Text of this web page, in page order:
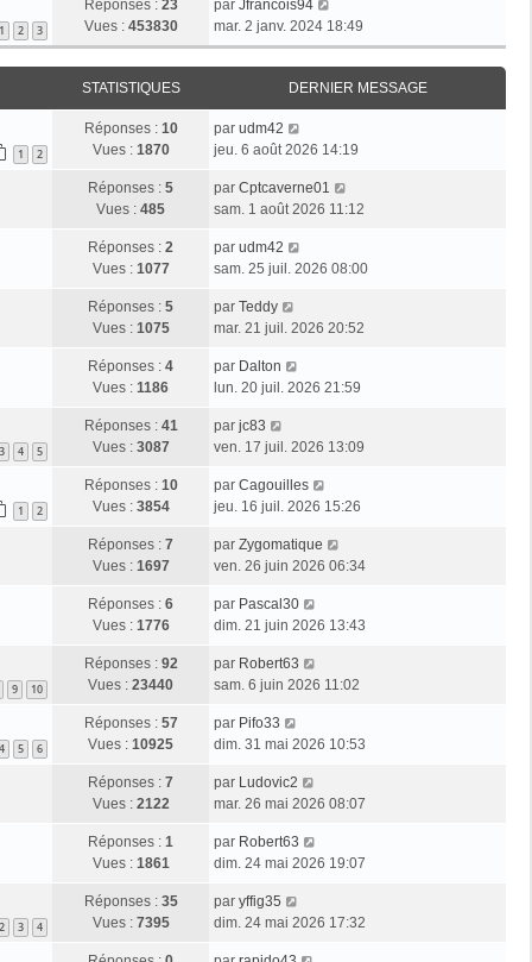
1 2 3
Réponses : 23
Vues : 453830
par Jfrancois94
mar. 2 janv. 2024 18:49
STATISTIQUES DERNIER MESSAGE
1 2
Réponses : 10
Vues : 1870
par udm42
jeu. 6 août 2026 14:19
Réponses : 5
Vues : 485
par Cptcaverne01
sam. 1 août 2026 11:12
Réponses : 2
Vues : 1077
par udm42
sam. 25 juil. 2026 08:00
Réponses : 5
Vues : 1075
par Teddy
mar. 21 juil. 2026 20:52
Réponses : 4
Vues : 1186
par Dalton
lun. 20 juil. 2026 21:59
3 4 5
Réponses : 41
Vues : 3087
par jc83
ven. 17 juil. 2026 13:09
1 2
Réponses : 10
Vues : 3854
par Cagouilles
jeu. 16 juil. 2026 15:26
Réponses : 7
Vues : 1697
par Zygomatique
ven. 26 juin 2026 06:34
Réponses : 6
Vues : 1776
par Pascal30
dim. 21 juin 2026 13:43
9 10
Réponses : 92
Vues : 23440
par Robert63
sam. 6 juin 2026 11:02
4 5 6
Réponses : 57
Vues : 10925
par Pifo33
dim. 31 mai 2026 10:53
Réponses : 7
Vues : 2122
par Ludovic2
mar. 26 mai 2026 08:07
Réponses : 1
Vues : 1861
par Robert63
dim. 24 mai 2026 19:07
2 3 4
Réponses : 35
Vues : 7395
par yffig35
dim. 24 mai 2026 17:32